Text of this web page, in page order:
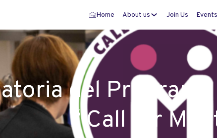
Home About us Join Us Events
del
“Call for